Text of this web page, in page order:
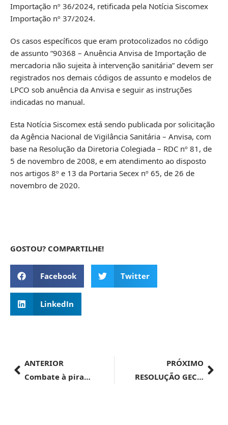
Importação nº 36/2024, retificada pela Notícia Siscomex
Importação nº 37/2024.
Os casos específicos que eram protocolizados no código
de assunto “90368 – Anuência Anvisa de Importação de
mercadoria não sujeita à intervenção sanitária” devem ser
registrados nos demais códigos de assunto e modelos de
LPCO sob anuência da Anvisa e seguir as instruções
indicadas no manual.
Esta Notícia Siscomex está sendo publicada por solicitação
da Agência Nacional de Vigilância Sanitária – Anvisa, com
base na Resolução da Diretoria Colegiada – RDC nº 81, de
5 de novembro de 2008, e em atendimento ao disposto
nos artigos 8º e 13 da Portaria Secex nº 65, de 26 de
novembro de 2020.
GOSTOU? COMPARTILHE!
Facebook Twitter
LinkedIn
ANTERIOR
Combate à pirataria e proteção da propriedade intelectual são prioridades no governo
PRÓXIMO
RESOLUÇÃO GECEX Nº 633, DE 8 DE AGOSTO DE 2024